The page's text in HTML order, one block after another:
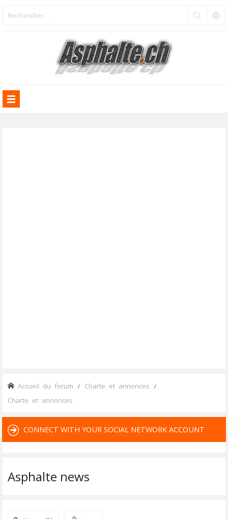
Accueil du forum Charte et annonces
Charte et annonces
CONNECT WITH YOUR SOCIAL NETWORK ACCOUNT
Asphalte news